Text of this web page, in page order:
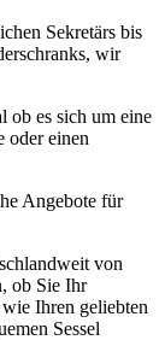
Sekretärs bis
wir
ob es sich um eine
oder einen
Angebote für
von
ob Sie Ihr
Ihren geliebten
Sessel